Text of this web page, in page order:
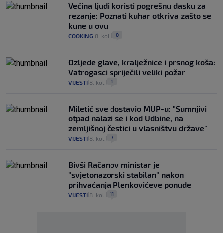
Većina ljudi koristi pogrešnu dasku za
rezanje: Poznati kuhar otkriva zašto se
kune u ovu
COOKING 8. kol. 0
Ozljede glave, kralježnice i prsnog koša:
Vatrogasci spriječili veliki požar
VIJESTI 8. kol. 1
Miletić sve dostavio MUP-u: "Sumnjivi
otpad nalazi se i kod Udbine, na
zemljišnoj čestici u vlasništvu države"
VIJESTI 8. kol. 7
Bivši Račanov ministar je
"svjetonazorski stabilan" nakon
prihvaćanja Plenkovićeve ponude
VIJESTI 8. kol. 11